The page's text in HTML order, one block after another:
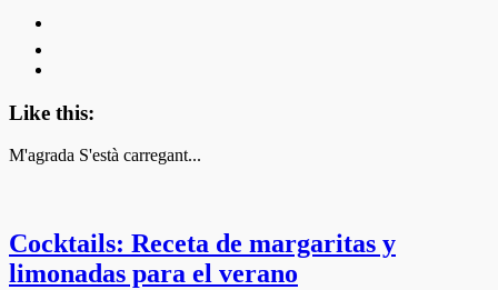
Like this:
M'agrada S'està carregant...
Cocktails: Receta de margaritas y
limonadas para el verano